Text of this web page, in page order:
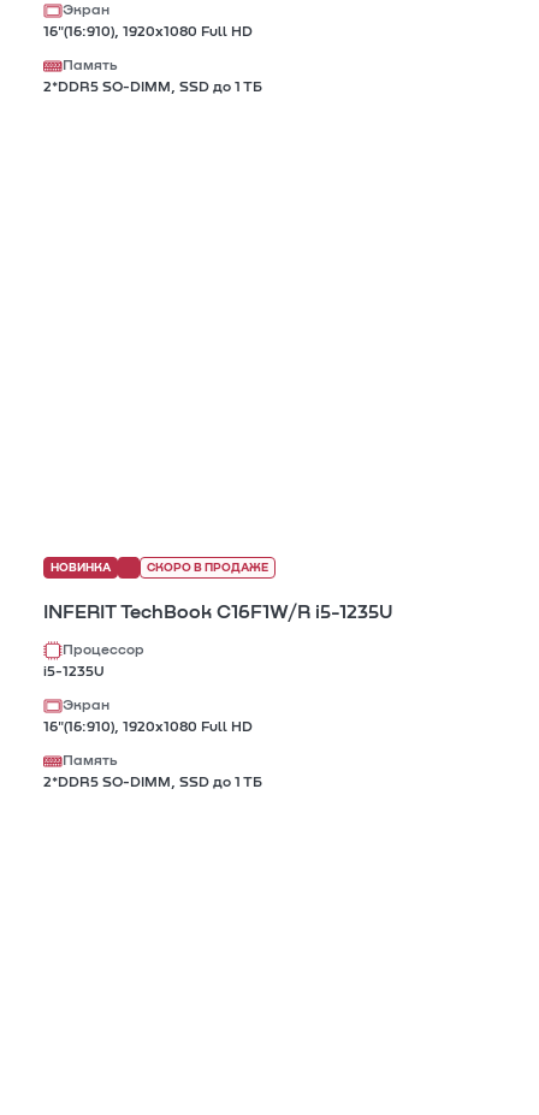
Экран
16"(16:910), 1920х1080 Full HD
Память
2*DDR5 SO-DIMM, SSD до 1 ТБ
НОВИНКА СКОРО В ПРОДАЖЕ
INFERIT TechBook C16F1W/R i5-1235U
Процессор
i5-1235U
Экран
16"(16:910), 1920х1080 Full HD
Память
2*DDR5 SO-DIMM, SSD до 1 ТБ